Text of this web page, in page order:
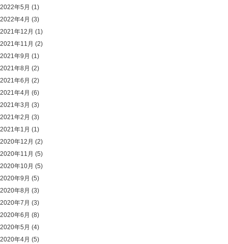
2022年5月 (1)
2022年4月 (3)
2021年12月 (1)
2021年11月 (2)
2021年9月 (1)
2021年8月 (2)
2021年6月 (2)
2021年4月 (6)
2021年3月 (3)
2021年2月 (3)
2021年1月 (1)
2020年12月 (2)
2020年11月 (5)
2020年10月 (5)
2020年9月 (5)
2020年8月 (3)
2020年7月 (3)
2020年6月 (8)
2020年5月 (4)
2020年4月 (5)